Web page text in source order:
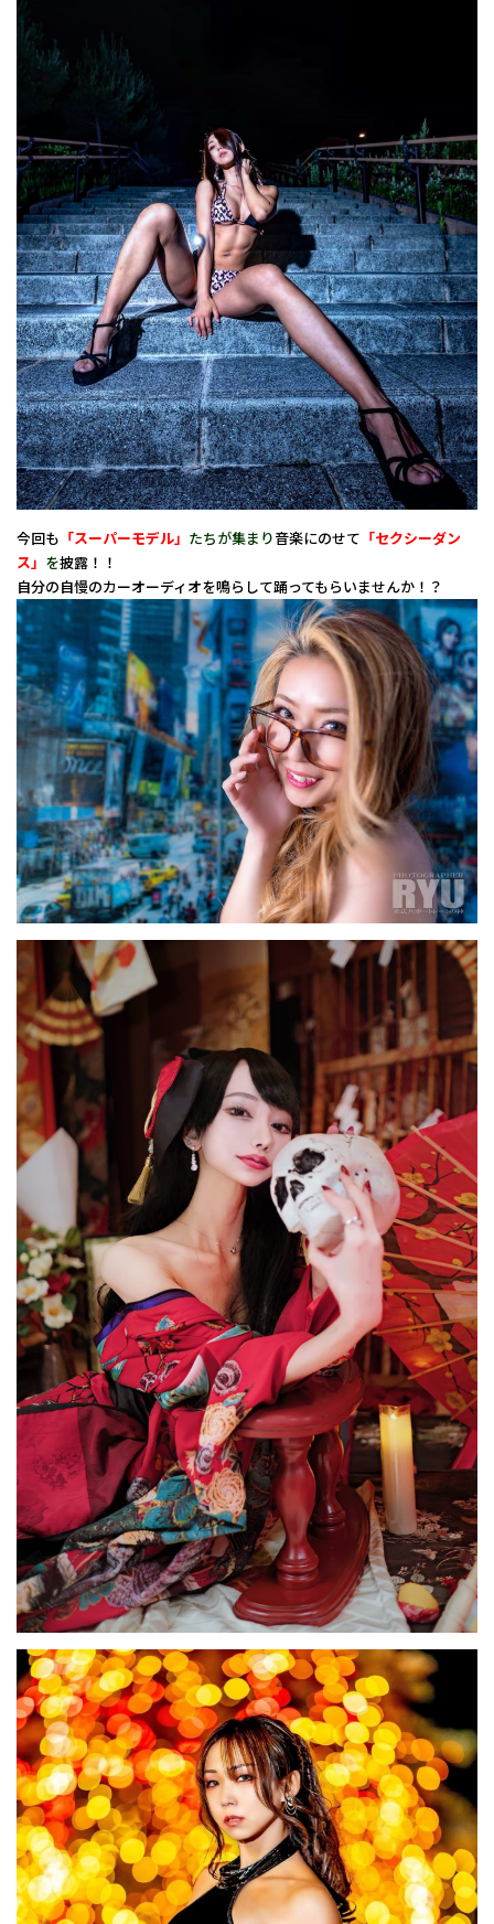
今回も 「スーパーモデル」 たちが集まり音楽にのせて 「セクシーダン
ス」 を披露！！
自分の自慢のカーオーディオを鳴らして踊ってもらいませんか！？